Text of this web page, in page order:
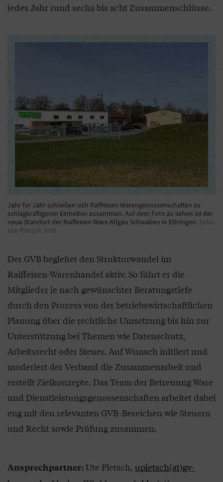
jedes Jahr rund sechs bis acht Zusammenschlüsse.
Jahr für Jahr schließen sich Raiffeisen Warengenossenschaften zu
schlagkräftigeren Einheiten zusammen. Auf dem Foto zu sehen ist der
neue Standort der Raiffeisen Ware Allgäu Schwaben in Ettringen. Foto:
Ute Pletsch, GVB
Der GVB begleitet den Strukturwandel im
Raiffeisen-Warenhandel aktiv. So führt er die
Mitglieder je nach gewünschter Beratungstiefe
durch den Prozess von der betriebswirtschaftlichen
Planung über die rechtliche Umsetzung bis hin zur
Unterstützung bei Themen wie Datenschutz,
Arbeitsrecht oder Steuer. Auf Wunsch initiiert und
moderiert der Verband die Zusammenarbeit und
erstellt Zielkonzepte. Das Team der Betreuung Ware
und Dienstleistungsgenossenschaften arbeitet dabei
eng mit den relevanten GVB-Bereichen wie Steuern
und Recht sowie Prüfung zusammen.
Ansprechpartner: Ute Pletsch, upletsch(at)gv-